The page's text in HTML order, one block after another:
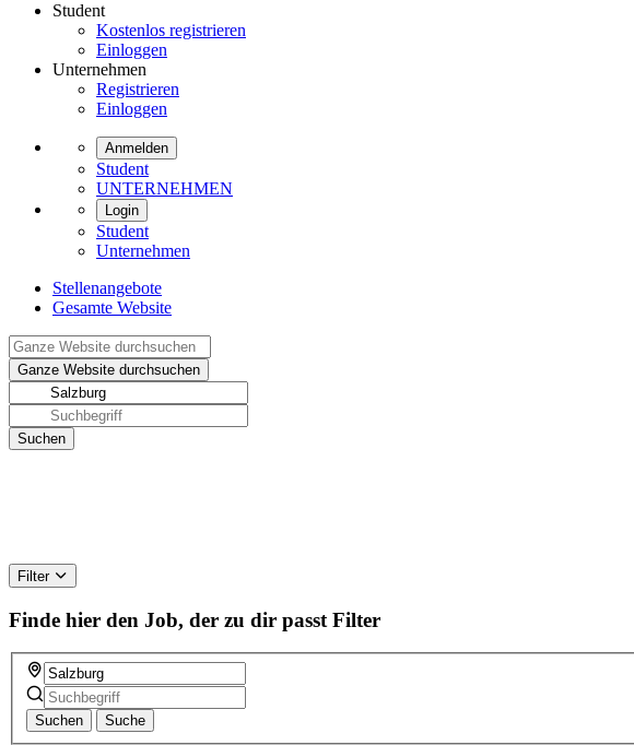
Student
Kostenlos registrieren
Einloggen
Unternehmen
Registrieren
Einloggen
Anmelden
Student
UNTERNEHMEN
Login
Student
Unternehmen
Stellenangebote
Gesamte Website
Filter
Finde hier den Job, der zu dir passt Filter
Suchen Suche